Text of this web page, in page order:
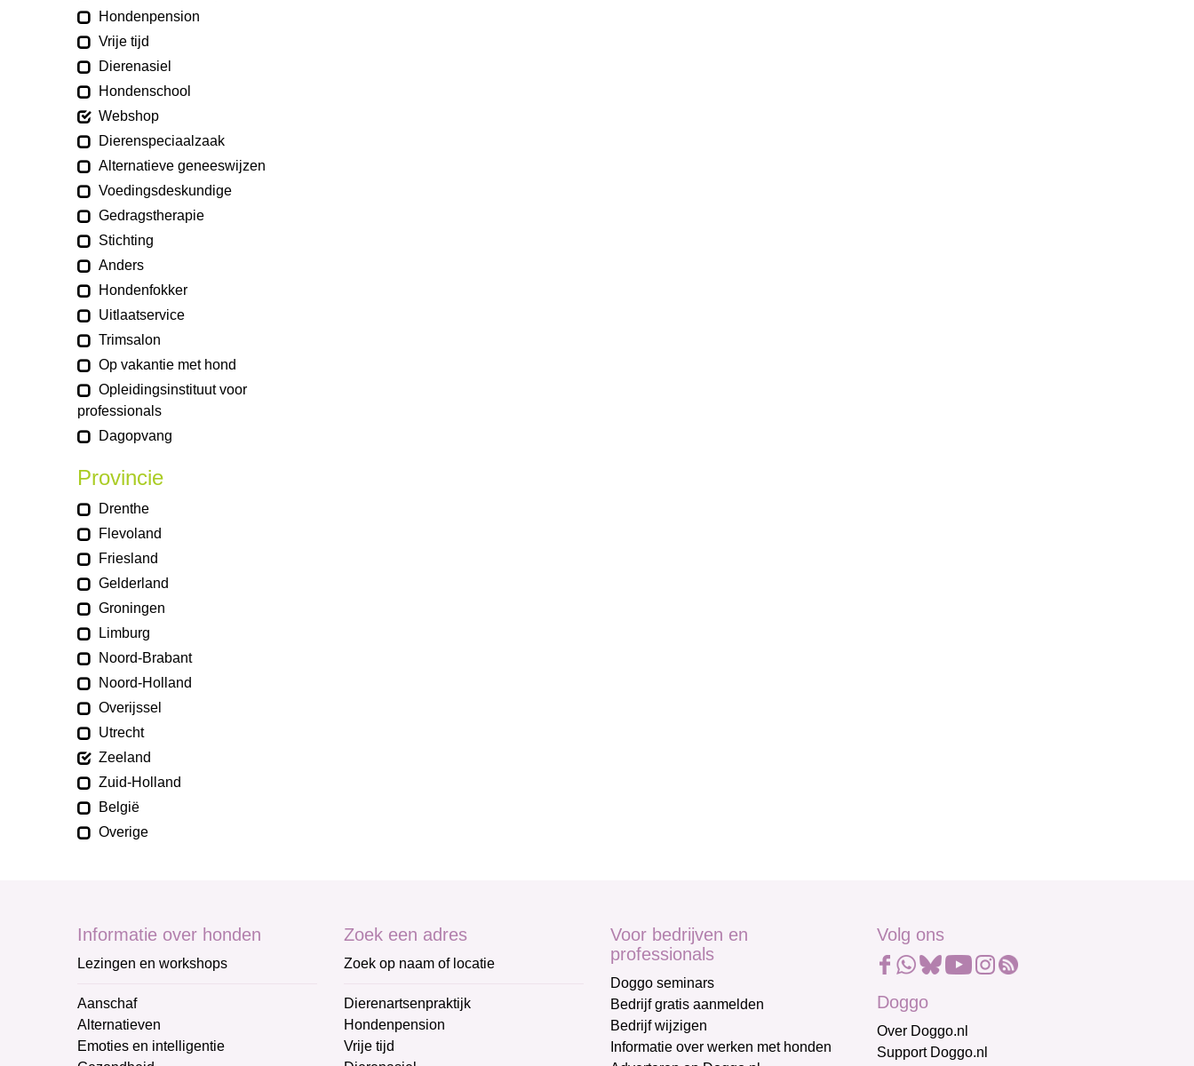
Hondenpension
Vrije tijd
Dierenasiel
Hondenschool
Webshop
Dierenspeciaalzaak
Alternatieve geneeswijzen
Voedingsdeskundige
Gedragstherapie
Stichting
Anders
Hondenfokker
Uitlaatservice
Trimsalon
Op vakantie met hond
Opleidingsinstituut voor
professionals
Dagopvang
Provincie
Drenthe
Flevoland
Friesland
Gelderland
Groningen
Limburg
Noord-Brabant
Noord-Holland
Overijssel
Utrecht
Zeeland
Zuid-Holland
België
Overige
Informatie over honden
Lezingen en workshops
Aanschaf
Alternatieven
Emoties en intelligentie
Zoek een adres
Zoek op naam of locatie
Dierenartsenpraktijk
Hondenpension
Vrije tijd
Voor bedrijven en
professionals
Doggo seminars
Bedrijf gratis aanmelden
Bedrijf wijzigen
Informatie over werken met honden
Volg ons
Doggo
Over Doggo.nl
Support Doggo.nl